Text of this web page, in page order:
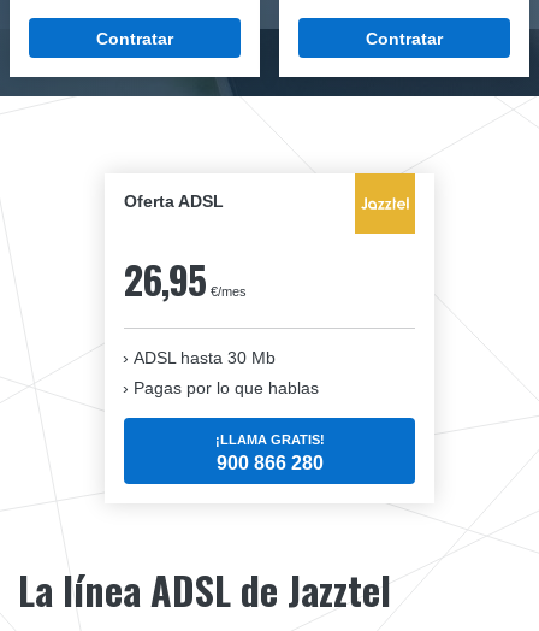
Contratar Contratar
Oferta ADSL
26,95 €/mes
ADSL hasta 30 Mb
Pagas por lo que hablas
¡LLAMA GRATIS!
900 866 280
La línea ADSL de Jazztel